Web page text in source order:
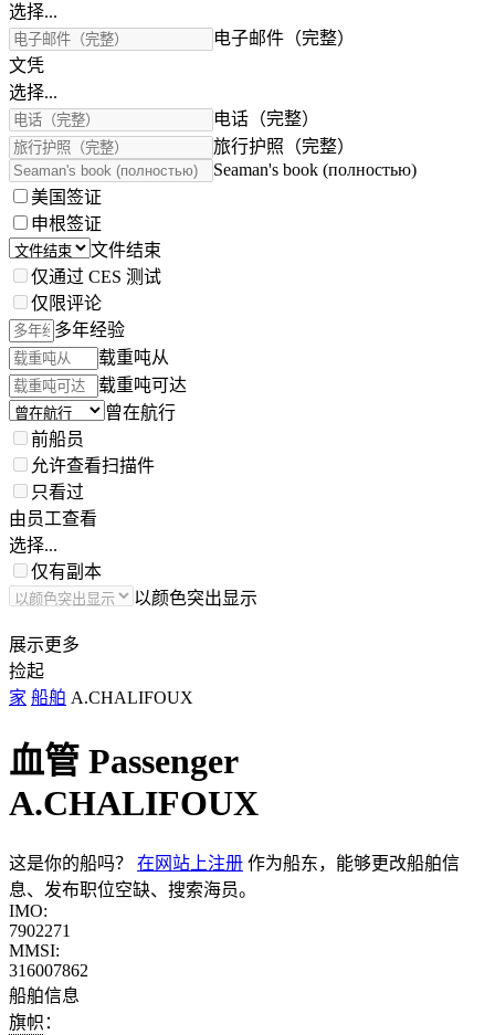
选择...
电子邮件（完整）
文凭
选择...
电话（完整）
旅行护照（完整）
Seaman's book (полностью)
美国签证
申根签证
文件结束
仅通过 CES 测试
仅限评论
多年经验
载重吨从
载重吨可达
曾在航行
前船员
允许查看扫描件
只看过
由员工查看
选择...
仅有副本
以颜色突出显示
展示更多
捡起
家 船舶 A.CHALIFOUX
血管 Passenger
A.CHALIFOUX
这是你的船吗？ 在网站上注册 作为船东，能够更改船舶信
息、发布职位空缺、搜索海员。
IMO:
7902271
MMSI:
316007862
船舶信息
旗帜：